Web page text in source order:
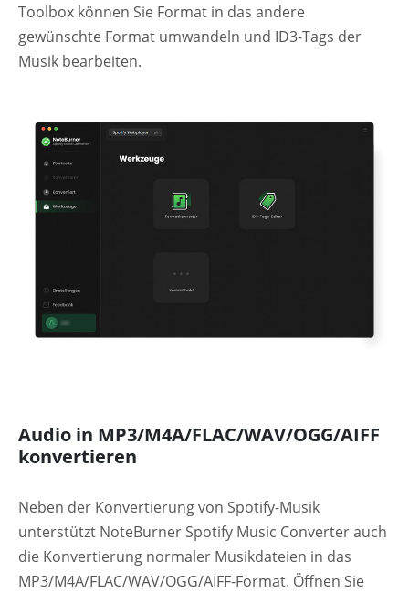
Toolbox können Sie Format in das andere
gewünschte Format umwandeln und ID3-Tags der
Musik bearbeiten.
Audio in MP3/M4A/FLAC/WAV/OGG/AIFF
konvertieren
Neben der Konvertierung von Spotify-Musik
unterstützt NoteBurner Spotify Music Converter auch
die Konvertierung normaler Musikdateien in das
MP3/M4A/FLAC/WAV/OGG/AIFF-Format. Öffnen Sie